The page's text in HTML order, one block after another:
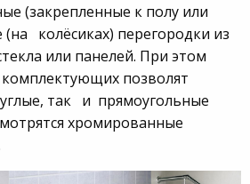
(закрепленные к полу или
колёсиках) перегородки из
или панелей. При этом
позволят
так и прямоугольные
хромированные